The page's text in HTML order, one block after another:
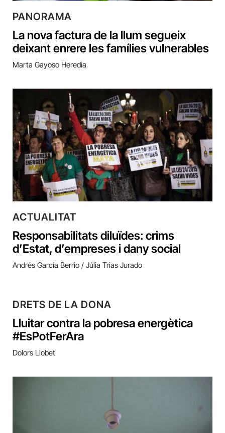
PANORAMA
La nova factura de la llum segueix
deixant enrere les famílies vulnerables
Marta Gayoso Heredia
ACTUALITAT
Responsabilitats diluïdes: crims
d’Estat, d’empreses i dany social
Andrés García Berrio / Júlia Trias Jurado
DRETS DE LA DONA
Lluitar contra la pobresa energètica
#EsPotFerAra
Dolors Llobet